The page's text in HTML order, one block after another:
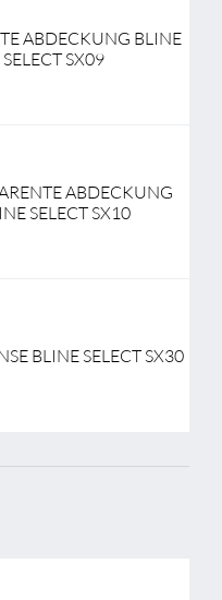
ABDECKUNG BLINE
SELECT SX09
ABDECKUNG
SELECT SX10
BLINE SELECT SX30